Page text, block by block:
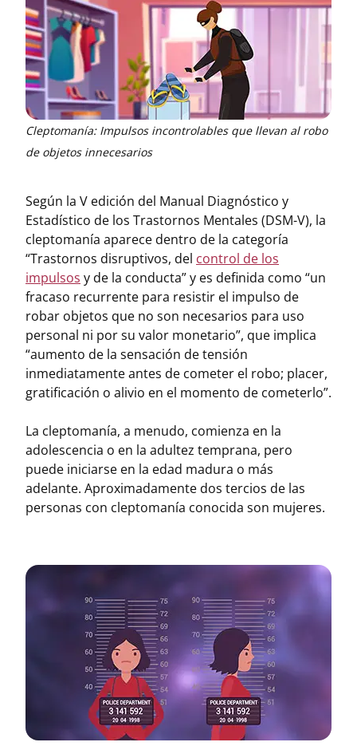
Cleptomanía: Impulsos incontrolables que llevan al robo
de objetos innecesarios
Según la V edición del Manual Diagnóstico y
Estadístico de los Trastornos Mentales (DSM-V), la
cleptomanía aparece dentro de la categoría
“Trastornos disruptivos, del control de los
impulsos y de la conducta” y es definida como “un
fracaso recurrente para resistir el impulso de
robar objetos que no son necesarios para uso
personal ni por su valor monetario”, que implica
“aumento de la sensación de tensión
inmediatamente antes de cometer el robo; placer,
gratificación o alivio en el momento de cometerlo”.
La cleptomanía, a menudo, comienza en la
adolescencia o en la adultez temprana, pero
puede iniciarse en la edad madura o más
adelante. Aproximadamente dos tercios de las
personas con cleptomanía conocida son mujeres.